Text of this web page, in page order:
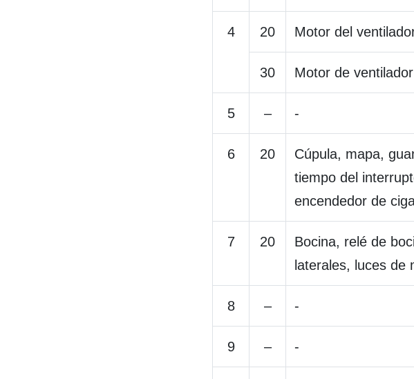
4 20 Motor del
30 Motor de
5 – -
6 20
Cúpula, mapa,
tiempo del
encendedor de
7 20
Bocina, relé de
laterales, luces de
8 – -
9 – -